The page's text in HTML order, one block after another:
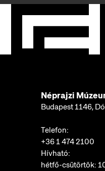
Néprajzi
Budapest 1146,
Telefon:
+36 1 474 2100
Hívható:
hétfő-csütörtök: